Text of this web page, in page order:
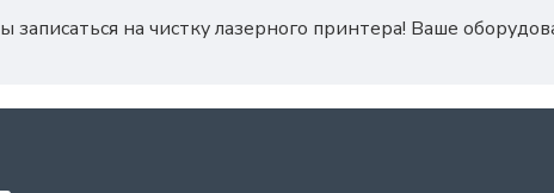
записаться на чистку лазерного принтера! Ваше